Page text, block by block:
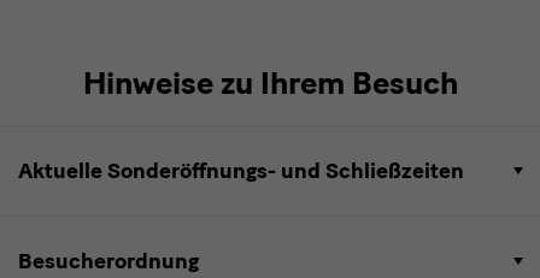
Hinweise zu Ihrem Besuch
Aktuelle Sonderöffnungs- und Schließzeiten
Besucherordnung